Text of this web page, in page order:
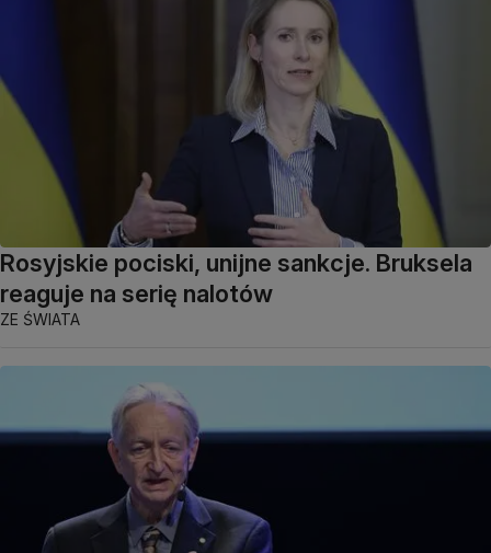
Rosyjskie pociski, unijne sankcje. Bruksela
reaguje na serię nalotów
ZE ŚWIATA